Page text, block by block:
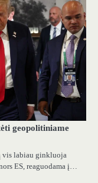
geopolitiniame
vis labiau ginkluoja
ES, reaguodama į…